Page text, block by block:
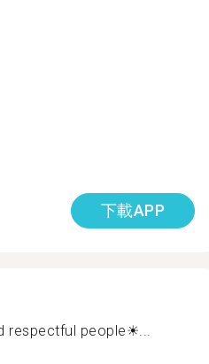
下載APP
respectful people☀...